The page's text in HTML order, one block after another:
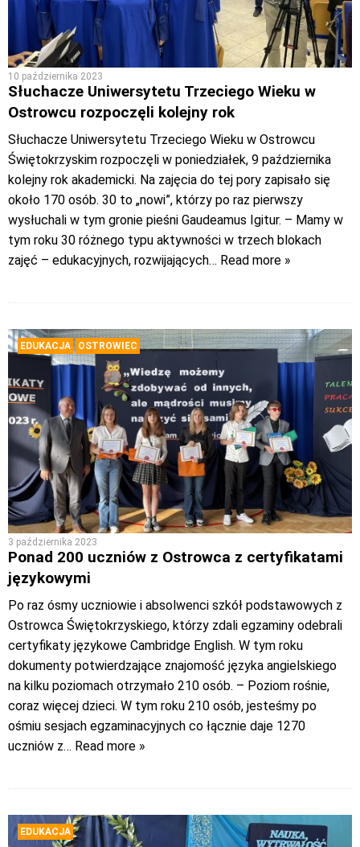
10 października 2023
Słuchacze Uniwersytetu Trzeciego Wieku w
Ostrowcu rozpoczęli kolejny rok
Słuchacze Uniwersytetu Trzeciego Wieku w Ostrowcu
Świętokrzyskim rozpoczęli w poniedziałek, 9 października
kolejny rok akademicki. Na zajęcia do tej pory zapisało się
około 170 osób. 30 to „nowi”, którzy po raz pierwszy
wysłuchali w tym gronie pieśni Gaudeamus Igitur. – Mamy w
tym roku 30 różnego typu aktywności w trzech blokach
zajęć – edukacyjnych, rozwijających… Read more »
EDUKACJA OSTROWIEC
3 października 2023
Ponad 200 uczniów z Ostrowca z certyfikatami
językowymi
Po raz ósmy uczniowie i absolwenci szkół podstawowych z
Ostrowca Świętokrzyskiego, którzy zdali egzaminy odebrali
certyfikaty językowe Cambridge English. W tym roku
dokumenty potwierdzające znajomość języka angielskiego
na kilku poziomach otrzymało 210 osób. – Poziom rośnie,
coraz więcej dzieci. W tym roku 210 osób, jesteśmy po
ośmiu sesjach egzaminacyjnych co łącznie daje 1270
uczniów z… Read more »
EDUKACJA